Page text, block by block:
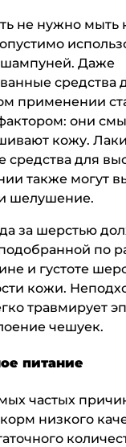
не нужно мыть
шампуней. Даже
средства
применении
они
кожу.
средства для
также могут
шелушение.
за шерстью
по
и густоте
кожи.
травмирует
чешуек.
питание
частых
низкого